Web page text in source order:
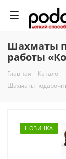
Шахматы
работы
Главная - Каталог -
Шахматы
НОВИНКА